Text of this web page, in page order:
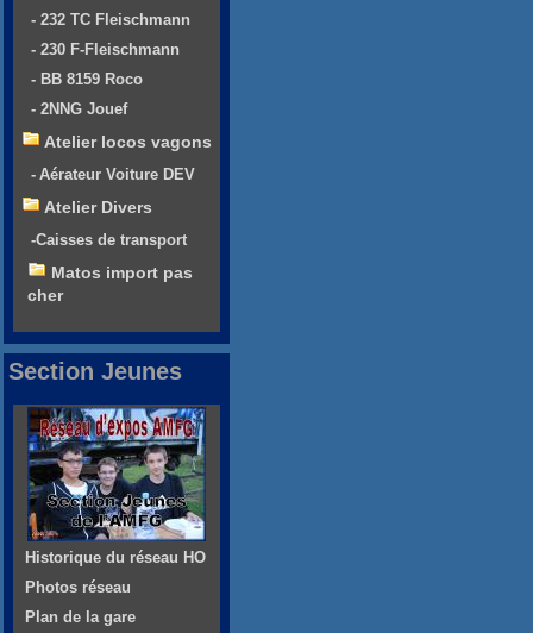
- 232 TC Fleischmann
- 230 F-Fleischmann
- BB 8159 Roco
- 2NNG Jouef
Atelier locos vagons
- Aérateur Voiture DEV
Atelier Divers
-Caisses de transport
Matos import pas
cher
Section Jeunes
Historique du réseau HO
Photos réseau
Plan de la gare